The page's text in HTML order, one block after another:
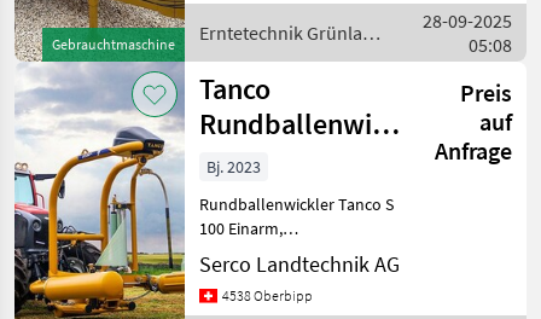
MARKTPLATZ
Marktplatz Händlerangebote
Gebrauchtmaschine
gleichmässige
Ballenposition, erhöhte
Erntetechnik Grünland
/ Tanco
28-09-2025
05:08
Tanco
Rundballenwickler
S 100 Dreipunkt
/ Enruba
Preis
auf
Anfrage
Bj. 2023
Rundballenwickler Tanco S
100 Einarm,
Teleskopierbares
Folienschneidemesser, RDS
Expert Controller,
Serco Landtechnik AG
4538 Oberbipp